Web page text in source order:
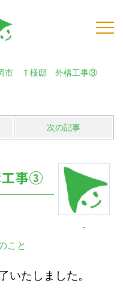
市 Ｔ様邸 外構工事③
次の記事
-
事③
こと
いたしました。